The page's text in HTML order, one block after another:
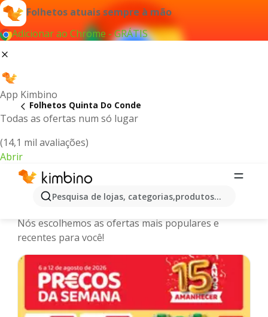
Folhetos atuais sempre à mão
Adicionar ao Chrome - GRÁTIS
App Kimbino
Todas as ofertas num só lugar
(14,1 mil avaliações)
Abrir
Pesquisa de lojas, categorias,produtos...
Folhetos Quinta Do Conde
Quinta Do Conde - Últimos folhetos,
Nós escolhemos as ofertas mais populares e
recentes para você!